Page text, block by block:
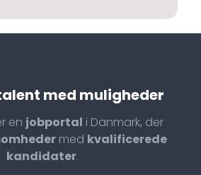
med muligheder
en jobportal i Danmark, der
med kvalificerede
kandidater.